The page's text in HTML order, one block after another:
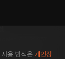
CA 90057
gu, Seoul,
용 방식은 개인정